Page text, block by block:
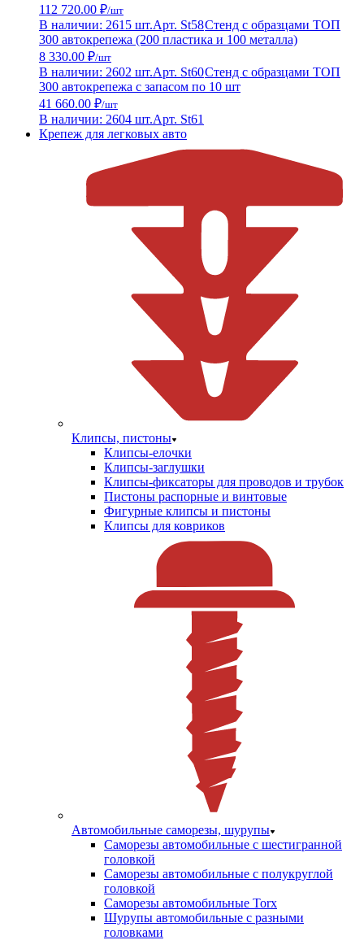
112 720.00 ₽/шт
В наличии: 2615 шт.Арт. St58Стенд с образцами ТОП
300 автокрепежа (200 пластика и 100 металла)
8 330.00 ₽/шт
В наличии: 2602 шт.Арт. St60Стенд с образцами ТОП
300 автокрепежа с запасом по 10 шт
41 660.00 ₽/шт
В наличии: 2604 шт.Арт. St61
Крепеж для легковых авто
Клипсы, пистоны
Клипсы-елочки
Клипсы-заглушки
Клипсы-фиксаторы для проводов и трубок
Пистоны распорные и винтовые
Фигурные клипсы и пистоны
Клипсы для ковриков
Автомобильные саморезы, шурупы
Саморезы автомобильные с шестигранной
головкой
Саморезы автомобильные с полукруглой
головкой
Саморезы автомобильные Torx
Шурупы автомобильные с разными
головками